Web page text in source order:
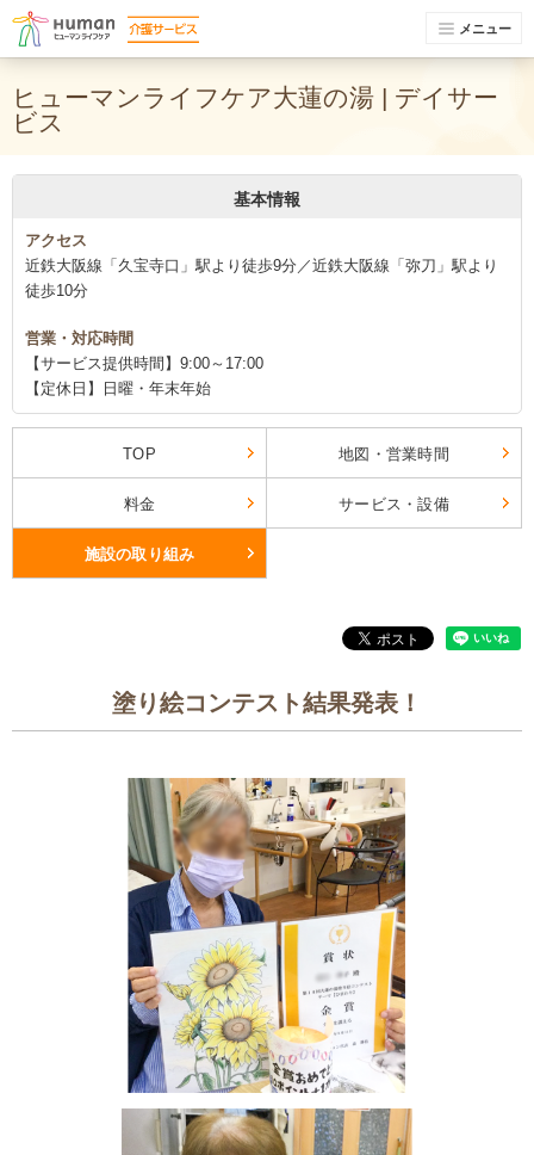
メニュー
ヒューマンライフケア大蓮の湯 | デイサー
ビス
基本情報
アクセス
近鉄大阪線「久宝寺口」駅より徒歩9分／近鉄大阪線「弥刀」駅より
徒歩10分
営業・対応時間
【サービス提供時間】9:00～17:00
【定休日】日曜・年末年始
TOP 地図・営業時間
料金 サービス・設備
施設の取り組み
塗り絵コンテスト結果発表！